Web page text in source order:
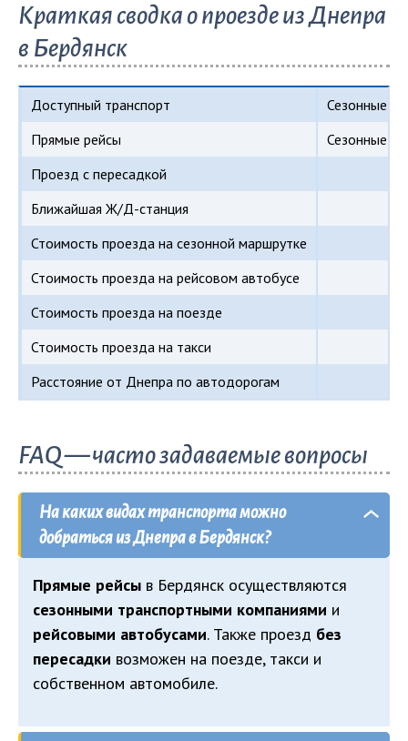
Краткая сводка о проезде из Днепра
в Бердянск
Доступный транспорт
Сезонные
Прямые рейсы
Сезонные
Проезд с пересадкой
Ближайшая Ж/Д-станция
Стоимость проезда на сезонной маршрутке
Стоимость проезда на рейсовом автобусе
Стоимость проезда на поезде
Стоимость проезда на такси
Расстояние от Днепра по автодорогам
FAQ — часто задаваемые вопросы
На каких видах транспорта можно
добраться из Днепра в Бердянск?
Прямые рейсы в Бердянск осуществляются
сезонными транспортными компаниями и
рейсовыми автобусами. Также проезд без
пересадки возможен на поезде, такси и
собственном автомобиле.